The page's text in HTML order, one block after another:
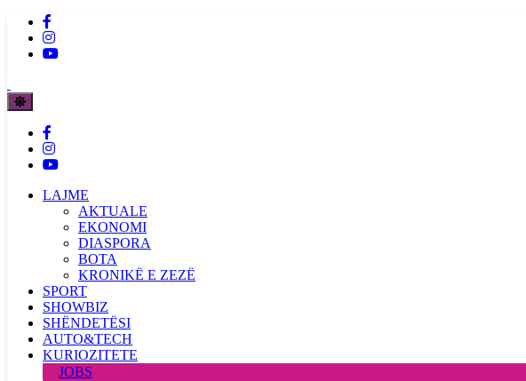
LAJME
AKTUALE
EKONOMI
DIASPORA
BOTA
KRONIKË E ZEZË
SPORT
SHOWBIZ
SHËNDETËSI
AUTO&TECH
KURIOZITETE
JOBS